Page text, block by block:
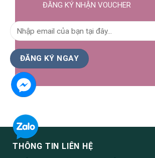
ĐĂNG KÝ NHẬN VOUCHER
THÔNG TIN LIÊN HỆ